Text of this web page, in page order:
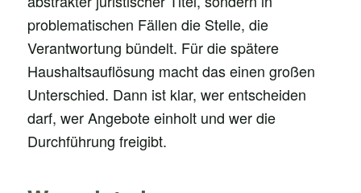
problematischen Fällen die Stelle, die
Verantwortung bündelt. Für die spätere
Haushaltsauflösung macht das einen großen
Unterschied. Dann ist klar, wer entscheiden
darf, wer Angebote einholt und wer die
Durchführung freigibt.